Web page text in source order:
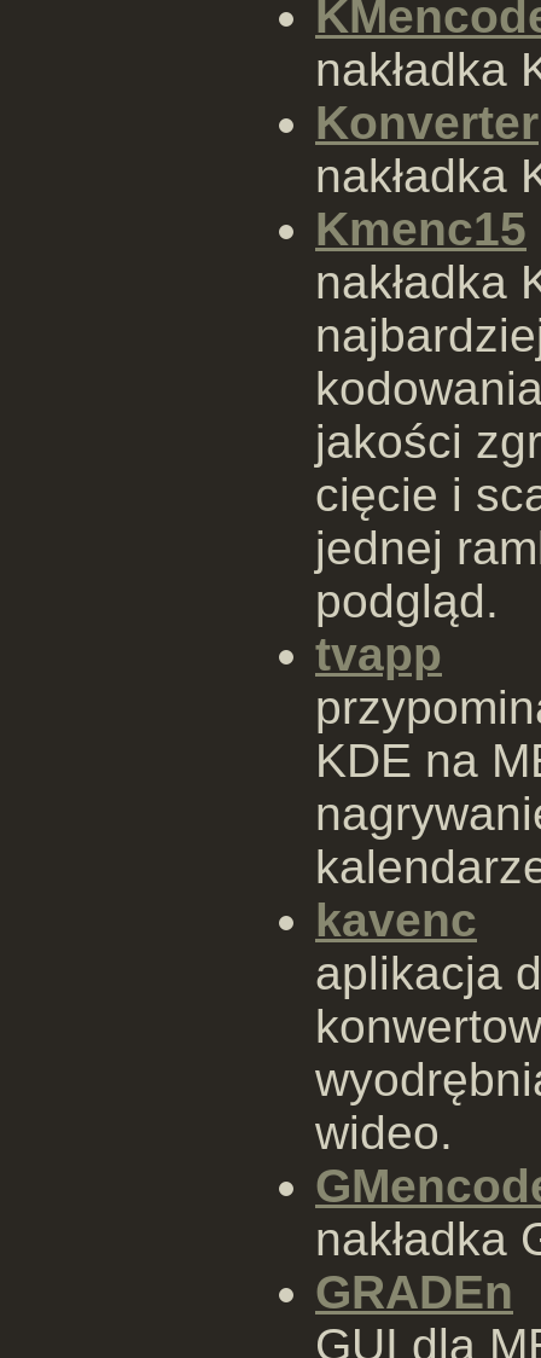
nakładka
Konverter
nakładka
Kmenc15
nakładka
jakości
cięcie i
jednej
podgląd.
tvapp
KDE na
kavenc
aplikacja
wideo.
nakładka
GRADEn
GUI dla